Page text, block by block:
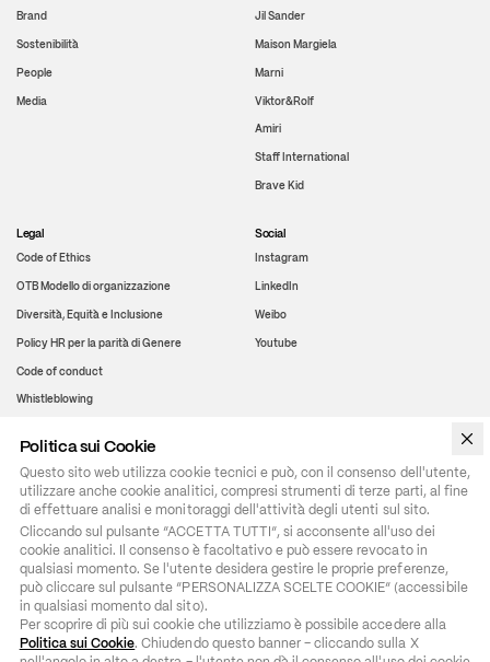
Brand
Sostenibilità
People
Media
Jil Sander
Maison Margiela
Marni
Viktor&Rolf
Amiri
Staff International
Brave Kid
Legal
Code of Ethics
OTB Modello di organizzazione
Diversità, Equità e Inclusione
Policy HR per la parità di Genere
Code of conduct
Whistleblowing
Social
Instagram
LinkedIn
Weibo
Youtube
WeChat
Politica sui Cookie
Questo sito web utilizza cookie tecnici e può, con il consenso dell'utente,
utilizzare anche cookie analitici, compresi strumenti di terze parti, al fine
di effettuare analisi e monitoraggi dell'attività degli utenti sul sito.
Cliccando sul pulsante “ACCETTA TUTTI”, si acconsente all'uso dei
cookie analitici. Il consenso è facoltativo e può essere revocato in
qualsiasi momento. Se l'utente desidera gestire le proprie preferenze,
può cliccare sul pulsante “PERSONALIZZA SCELTE COOKIE” (accessibile
in qualsiasi momento dal sito).
Per scoprire di più sui cookie che utilizziamo è possibile accedere alla
Politica sui Cookie. Chiudendo questo banner – cliccando sulla X